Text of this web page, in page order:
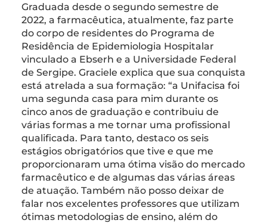
Graduada desde o segundo semestre de
2022, a farmacêutica, atualmente, faz parte
do corpo de residentes do Programa de
Residência de Epidemiologia Hospitalar
vinculado a Ebserh e a Universidade Federal
de Sergipe. Graciele explica que sua conquista
está atrelada a sua formação: “a Unifacisa foi
uma segunda casa para mim durante os
cinco anos de graduação e contribuiu de
várias formas a me tornar uma profissional
qualificada. Para tanto, destaco os seis
estágios obrigatórios que tive e que me
proporcionaram uma ótima visão do mercado
farmacêutico e de algumas das várias áreas
de atuação. Também não posso deixar de
falar nos excelentes professores que utilizam
ótimas metodologias de ensino, além do